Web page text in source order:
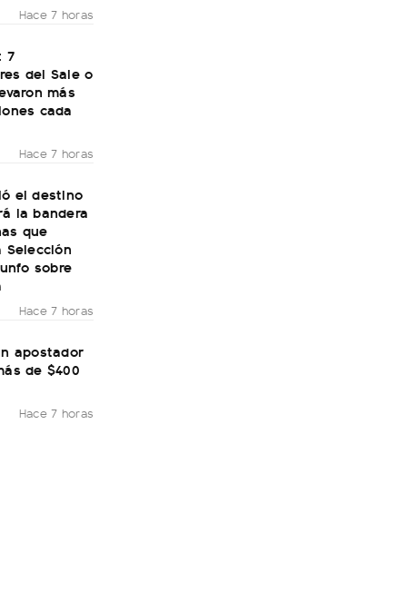
Hace 7 horas
7
del Sale o
más
cada
Hace 7 horas
el destino
la bandera
que
sobre
Hace 7 horas
apostador
de $400
Hace 7 horas